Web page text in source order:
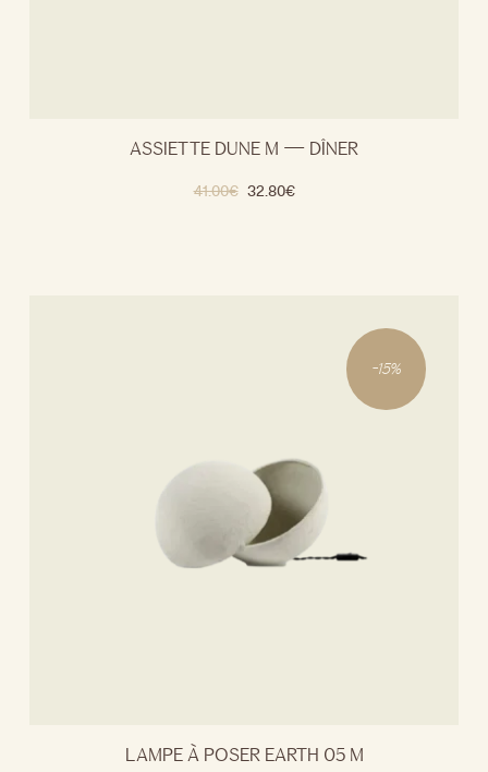
ASSIETTE DUNE M — DÎNER
41.00€ 32.80€
-15%
LAMPE À POSER EARTH 05 M